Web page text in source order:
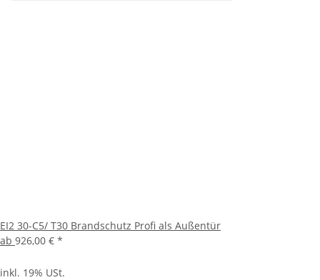
EI2 30-C5/ T30 Brandschutz Profi als Außentür
ab 926,00 € *
inkl. 19% USt.